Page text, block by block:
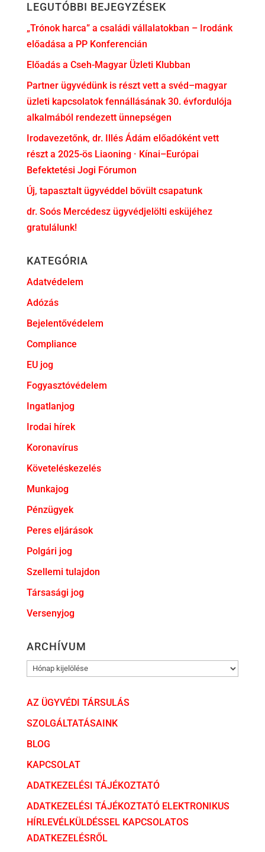
LEGUTÓBBI BEJEGYZÉSEK
„Trónok harca” a családi vállalatokban – Irodánk
előadása a PP Konferencián
Előadás a Cseh-Magyar Üzleti Klubban
Partner ügyvédünk is részt vett a svéd–magyar
üzleti kapcsolatok fennállásának 30. évfordulója
alkalmából rendezett ünnepségen
Irodavezetőnk, dr. Illés Ádám előadóként vett
részt a 2025-ös Liaoning · Kínai–Európai
Befektetési Jogi Fórumon
Új, tapasztalt ügyvéddel bővült csapatunk
dr. Soós Mercédesz ügyvédjelölti esküjéhez
gratulálunk!
KATEGÓRIA
Adatvédelem
Adózás
Bejelentővédelem
Compliance
EU jog
Fogyasztóvédelem
Ingatlanjog
Irodai hírek
Koronavírus
Követeléskezelés
Munkajog
Pénzügyek
Peres eljárások
Polgári jog
Szellemi tulajdon
Társasági jog
Versenyjog
ARCHÍVUM
ARCHÍVUM
AZ ÜGYVÉDI TÁRSULÁS
SZOLGÁLTATÁSAINK
BLOG
KAPCSOLAT
ADATKEZELÉSI TÁJÉKOZTATÓ
ADATKEZELÉSI TÁJÉKOZTATÓ ELEKTRONIKUS
HÍRLEVÉLKÜLDÉSSEL KAPCSOLATOS
ADATKEZELÉSRŐL